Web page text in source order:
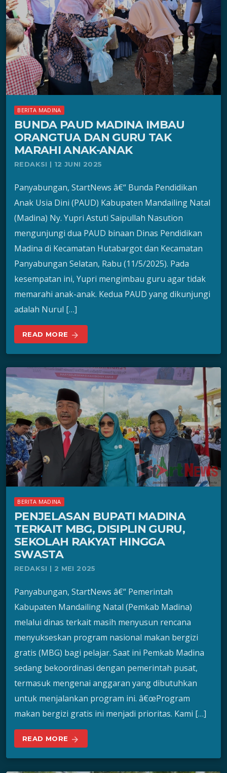
BERITA MADINA
BUNDA PAUD MADINA IMBAU
ORANGTUA DAN GURU TAK
MARAHI ANAK-ANAK
REDAKSI | 12 JUNI 2025
Panyabungan, StartNews â€“ Bunda Pendidikan
Anak Usia Dini (PAUD) Kabupaten Mandailing Natal
(Madina) Ny. Yupri Astuti Saipullah Nasution
mengunjungi dua PAUD binaan Dinas Pendidikan
Madina di Kecamatan Hutabargot dan Kecamatan
Panyabungan Selatan, Rabu (11/5/2025). Pada
kesempatan ini, Yupri mengimbau guru agar tidak
memarahi anak-anak. Kedua PAUD yang dikunjungi
adalah Nurul […]
READ MORE arrow_forward
BERITA MADINA
PENJELASAN BUPATI MADINA
TERKAIT MBG, DISIPLIN GURU,
SEKOLAH RAKYAT HINGGA
SWASTA
REDAKSI | 2 MEI 2025
Panyabungan, StartNews â€“ Pemerintah
Kabupaten Mandailing Natal (Pemkab Madina)
melalui dinas terkait masih menyusun rencana
menyukseskan program nasional makan bergizi
gratis (MBG) bagi pelajar. Saat ini Pemkab Madina
sedang bekoordinasi dengan pemerintah pusat,
termasuk mengenai anggaran yang dibutuhkan
untuk menjalankan program ini. â€œProgram
makan bergizi gratis ini menjadi prioritas. Kami […]
READ MORE arrow_forward